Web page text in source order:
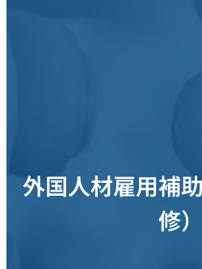
外国人材雇用補
修）